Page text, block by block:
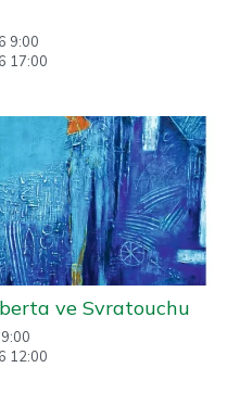
9:00
17:00
12:00
ve Svratouchu